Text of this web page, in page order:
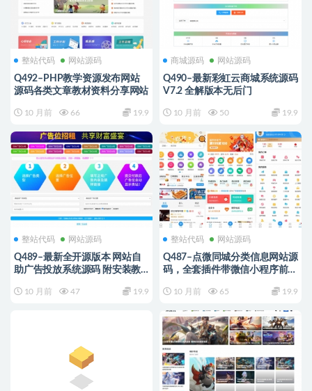
整站代码 网站源码
Q492–PHP教学资源发布网站
源码各类文章教材资料分享网站
10 月前 66 19.9
商城源码 网站源码
Q490–最新彩虹云商城系统源码
V7.2 全解版本无后门
10 月前 50 19.9
整站代码 网站源码
Q489–最新全开源版本 网站自
助广告投放系统源码 附安装教
10 月前 47 19.9
整站代码 网站源码
Q487–点微同城分类信息网站源
码，全套插件带微信小程序前端
10 月前 65 19.9